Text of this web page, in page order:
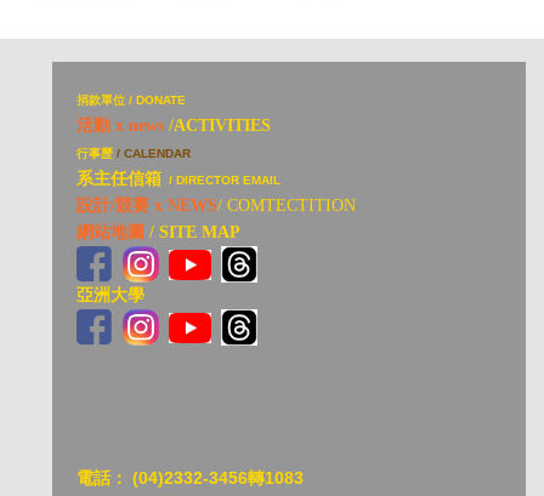
捐款單位 / DONATE
活動 x news /ACTIVITIES
行事歷 / CALENDAR
系主任信箱 / DIRECTOR EMAIL
設計/競賽 x NEWS/ COMTECTITION
網站地圖 / SITE MAP
亞洲大學
電話： (04)2332-3456轉1083